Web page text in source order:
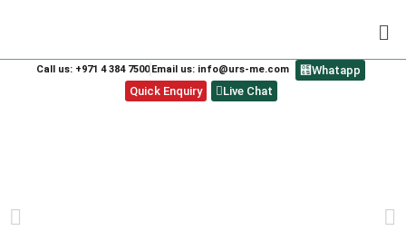
Call us: +971 4 384 7500 Email us: info@urs-me.com
Whatapp
Quick Enquiry
Live Chat